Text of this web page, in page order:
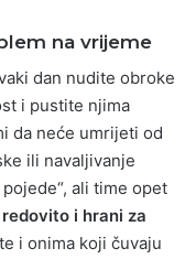
na vrijeme
dan nudite obroke
i pustite njima
da neće umrijeti od
ili navaljivanje
ali time opet
i hrani za
i onima koji čuvaju